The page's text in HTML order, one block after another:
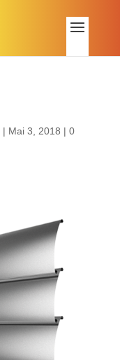
| Mai 3, 2018 | 0